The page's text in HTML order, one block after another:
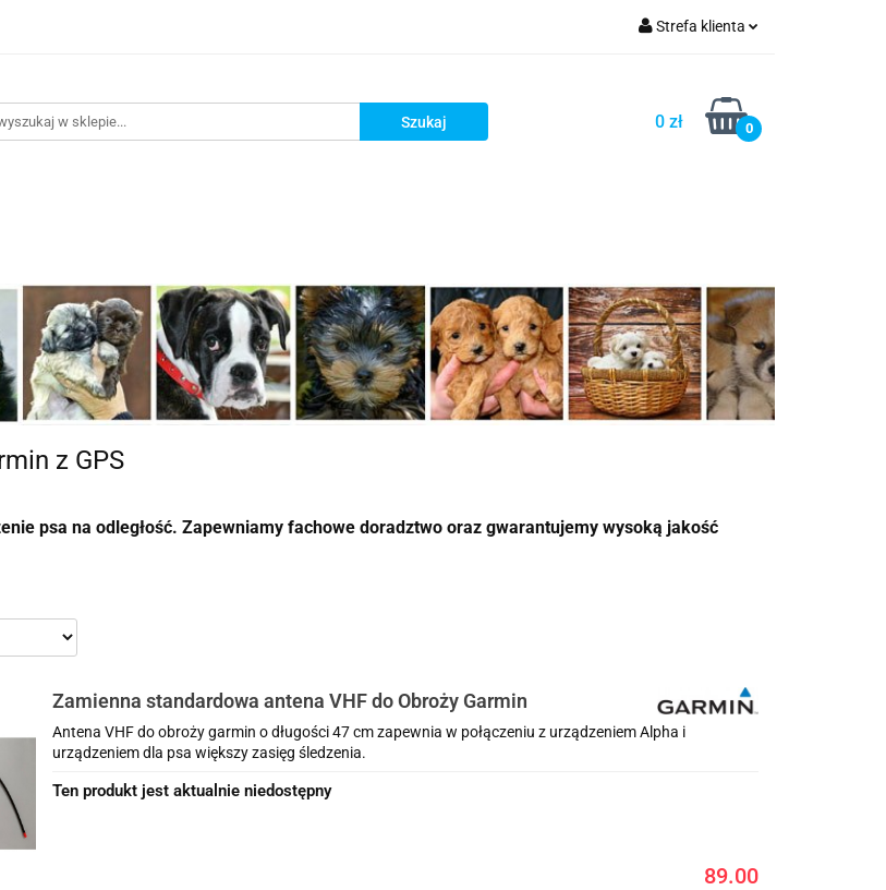
Strefa klienta
Zarejestruj się
0 zł 0
z GPS
psa na odległość. Zapewniamy fachowe doradztwo oraz gwarantujemy wysoką jakość
Zamienna standardowa antena VHF do Obroży Garmin
Antena VHF do obroży garmin o długości 47 cm zapewnia w połączeniu z urządzeniem Alpha i
urządzeniem dla psa większy zasięg śledzenia.
Ten produkt jest aktualnie niedostępny
89.00